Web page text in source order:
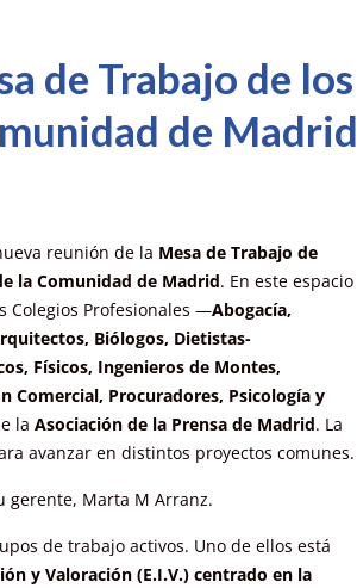
de Trabajo de los
de Madrid
reunión de la Mesa de Trabajo de
la Comunidad de Madrid. En este espacio
Colegios Profesionales —Abogacía,
Biólogos, Dietistas-
Físicos, Ingenieros de Montes,
Comercial, Procuradores, Psicología y
la Asociación de la Prensa de Madrid. La
avanzar en distintos proyectos comunes.
gerente, Marta M Arranz.
de trabajo activos. Uno de ellos está
y Valoración (E.I.V.) centrado en la